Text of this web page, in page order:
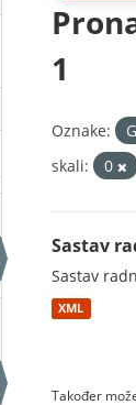
1
Oznake:
skali:
0
Sastav
Sastav
XML
Također